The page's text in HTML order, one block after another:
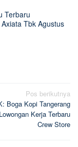
Terbaru
Tbk Agustus
Pos berikutnya
Boga Kopi Tangerang
Kerja Terbaru
Crew Store